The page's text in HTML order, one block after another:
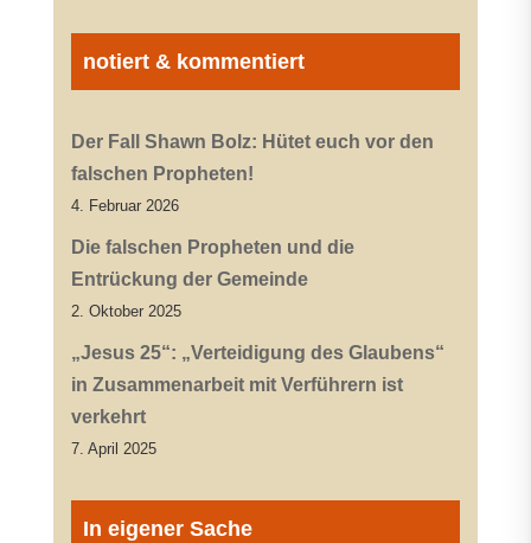
notiert & kommentiert
Der Fall Shawn Bolz: Hütet euch vor den
falschen Propheten!
4. Februar 2026
Die falschen Propheten und die
Entrückung der Gemeinde
2. Oktober 2025
„Jesus 25“: „Verteidigung des Glaubens“
in Zusammenarbeit mit Verführern ist
verkehrt
7. April 2025
In eigener Sache